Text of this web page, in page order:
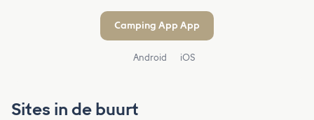
Camping App App
Android iOS
Sites in de buurt